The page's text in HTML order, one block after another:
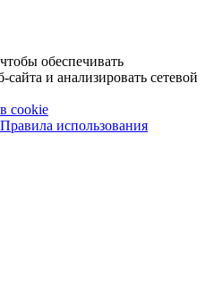
обеспечивать
и анализировать сетевой
cookie
Правила использования